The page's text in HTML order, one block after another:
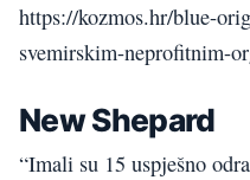
https://kozmos.hr/blue-
svemirskim-neprofitnim-
New Shepard
“Imali su 15 uspješno